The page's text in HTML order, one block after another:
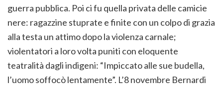
guerra pubblica. Poi ci fu quella privata delle camicie
nere: ragazzine stuprate e finite con un colpo di grazia
alla testa un attimo dopo la violenza carnale;
violentatori a loro volta puniti con eloquente
teatralità dagli indigeni: “Impiccato alle sue budella,
l’uomo soffocò lentamente”. L’8 novembre Bernardi